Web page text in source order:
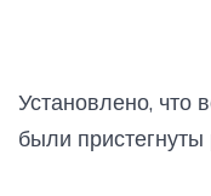
Установлено, что
были